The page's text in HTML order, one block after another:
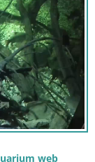
web